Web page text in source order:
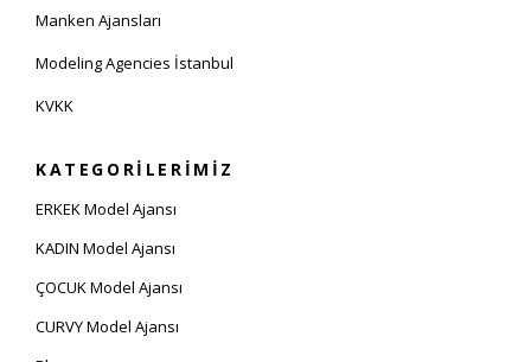
Manken Ajansları
Modeling Agencies İstanbul
KVKK
KATEGORİLERİMİZ
ERKEK Model Ajansı
KADIN Model Ajansı
ÇOCUK Model Ajansı
CURVY Model Ajansı